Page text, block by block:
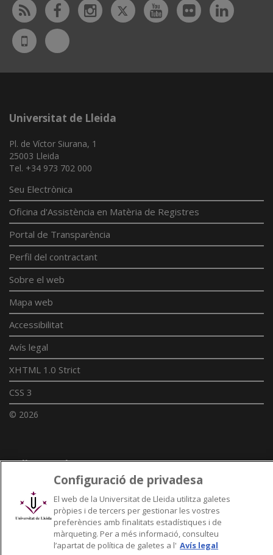
Rss FacebookInstagram
TwitterYoutubeFlickr
UdL
App
Bluesky
Universitat de Lleida
Pl. de Víctor Siurana, 1
25003 Lleida
Tel. +34 973 702 000
Seu Electrònica
Oficina d'Assistència en Matèria de Registres
Portal de Transparència
Perfil del contractant
Sobre el web
Mapa web
Accessibilitat
Avís legal
XHTML 1.0 Strict
CSS 3
© 2026
Enllaços UdL
Xarxes universitàries
Configuració de privadesa
El web de la Universitat de Lleida utilitza galetes
pròpies i de tercers per gestionar les vostres
preferències amb finalitats estadístiques i de
màrqueting. Per a més informació, consulteu
l’apartat de política de galetes a l' Avís legal